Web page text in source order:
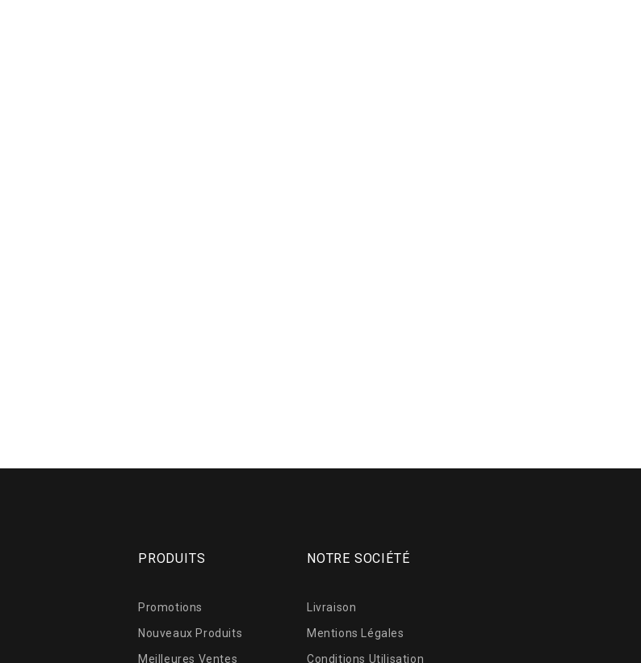
PRODUITS
Promotions
Nouveaux Produits
Meilleures Ventes
NOTRE SOCIÉTÉ
Livraison
Mentions Légales
Conditions Utilisation